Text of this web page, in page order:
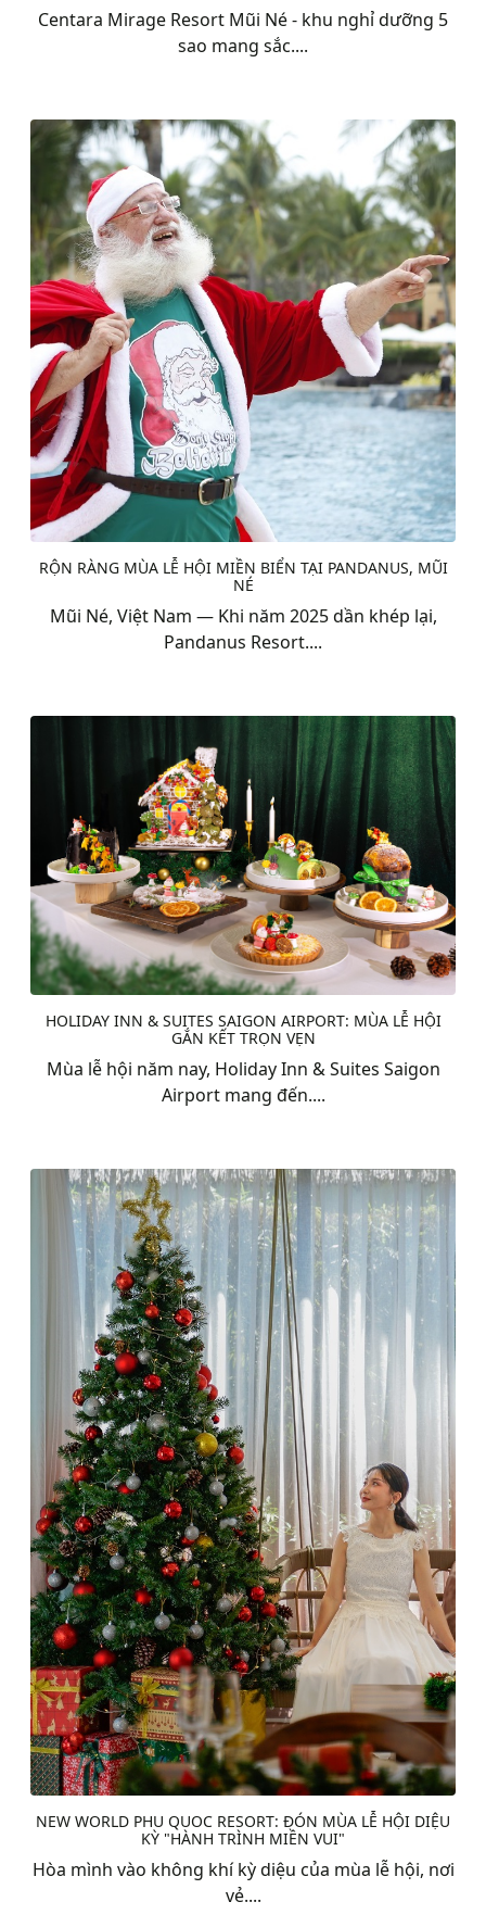
Centara Mirage Resort Mũi Né - khu nghỉ dưỡng 5
sao mang sắc....
RỘN RÀNG MÙA LỄ HỘI MIỀN BIỂN TẠI PANDANUS, MŨI
NÉ
Mũi Né, Việt Nam — Khi năm 2025 dần khép lại,
Pandanus Resort....
HOLIDAY INN & SUITES SAIGON AIRPORT: MÙA LỄ HỘI
GẮN KẾT TRỌN VẸN
Mùa lễ hội năm nay, Holiday Inn & Suites Saigon
Airport mang đến....
NEW WORLD PHU QUOC RESORT: ĐÓN MÙA LỄ HỘI DIỆU
KỲ "HÀNH TRÌNH MIỀN VUI"
Hòa mình vào không khí kỳ diệu của mùa lễ hội, nơi
vẻ....